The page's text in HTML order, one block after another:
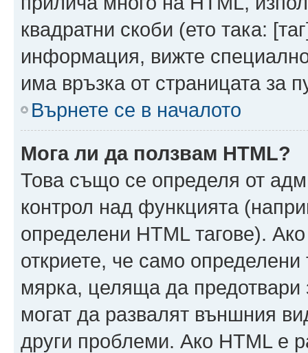
квадратни скоби (ето така:
информация, вижте
има връзка от страницата за
Върнете се в началото
Мога ли да ползвам HTML?
Това също се определя от
контрол над функцията
определени HTML тагове).
откриете, че само определени
мярка, целяща да предотвари
могат да развалят външния
други проблеми. Ако HTML е